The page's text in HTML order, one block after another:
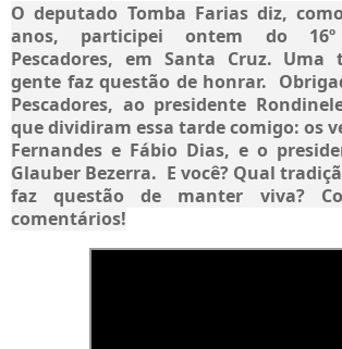
O deputado Tomba Farias diz,
anos, participei ontem do
Pescadores, em Santa Cruz.
gente faz questão de honrar.
Pescadores, ao presidente
que dividiram essa tarde comigo: os
Fernandes e Fábio Dias, e o
Glauber Bezerra.  E você? Qual
faz questão de manter viva?
comentários!